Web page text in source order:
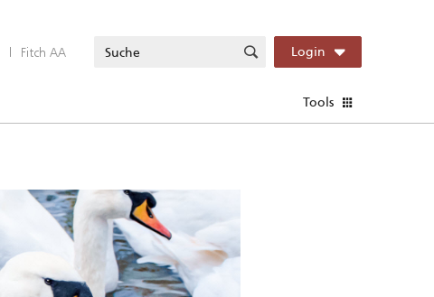
| Fitch AA Login
Tools